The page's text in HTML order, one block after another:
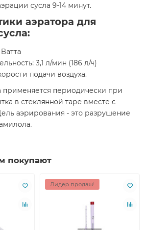
сусла 9-14 минут.
аэратора для
3,1 л/мин (186 л/ч)
подачи воздуха.
применяется периодически при
в стеклянной таре вместе с
аэрирования - это разрушение
покупают
Лидер продаж!